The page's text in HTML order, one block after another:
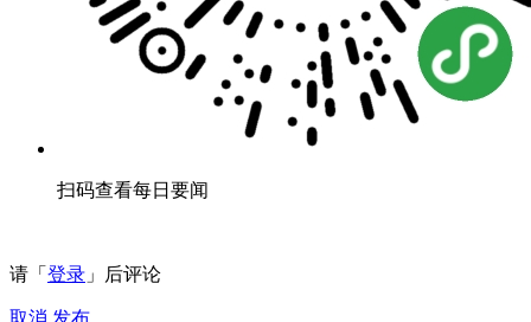
扫码查看每日要闻
请「 登录 」后评论
取消 发布